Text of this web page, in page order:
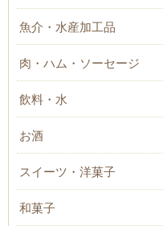
魚介・水産加工品
肉・ハム・ソーセージ
飲料・水
お酒
スイーツ・洋菓子
和菓子